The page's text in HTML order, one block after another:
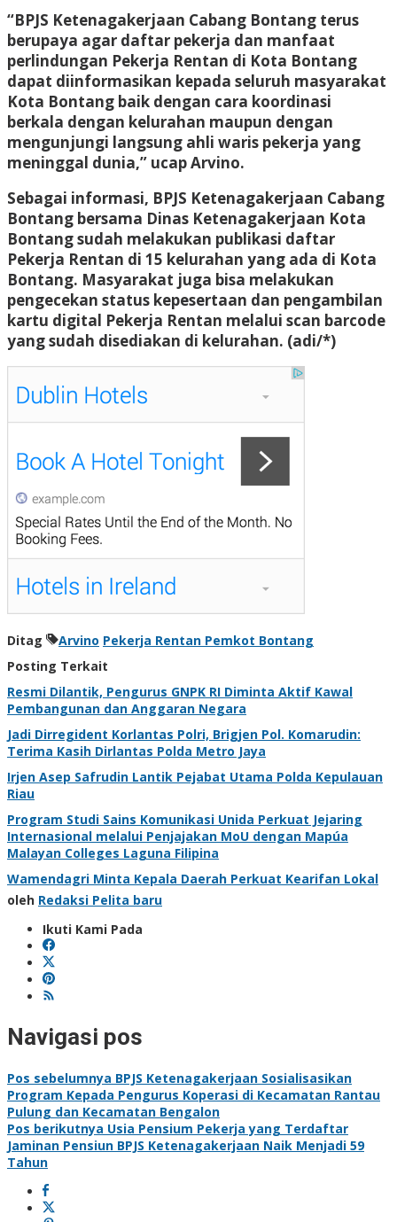
“BPJS Ketenagakerjaan Cabang Bontang terus
berupaya agar daftar pekerja dan manfaat
perlindungan Pekerja Rentan di Kota Bontang
dapat diinformasikan kepada seluruh masyarakat
Kota Bontang baik dengan cara koordinasi
berkala dengan kelurahan maupun dengan
mengunjungi langsung ahli waris pekerja yang
meninggal dunia,” ucap Arvino.
Sebagai informasi, BPJS Ketenagakerjaan Cabang
Bontang bersama Dinas Ketenagakerjaan Kota
Bontang sudah melakukan publikasi daftar
Pekerja Rentan di 15 kelurahan yang ada di Kota
Bontang. Masyarakat juga bisa melakukan
pengecekan status kepesertaan dan pengambilan
kartu digital Pekerja Rentan melalui scan barcode
yang sudah disediakan di kelurahan. (adi/*)
Ditag Arvino Pekerja Rentan Pemkot Bontang
Posting Terkait
Resmi Dilantik, Pengurus GNPK RI Diminta Aktif Kawal
Pembangunan dan Anggaran Negara
Jadi Dirregident Korlantas Polri, Brigjen Pol. Komarudin:
Terima Kasih Dirlantas Polda Metro Jaya
Irjen Asep Safrudin Lantik Pejabat Utama Polda Kepulauan
Riau
Program Studi Sains Komunikasi Unida Perkuat Jejaring
Internasional melalui Penjajakan MoU dengan Mapúa
Malayan Colleges Laguna Filipina
Wamendagri Minta Kepala Daerah Perkuat Kearifan Lokal
oleh Redaksi Pelita baru
Ikuti Kami Pada
Navigasi pos
Pos sebelumnya BPJS Ketenagakerjaan Sosialisasikan
Program Kepada Pengurus Koperasi di Kecamatan Rantau
Pulung dan Kecamatan Bengalon
Pos berikutnya Usia Pensium Pekerja yang Terdaftar
Jaminan Pensiun BPJS Ketenagakerjaan Naik Menjadi 59
Tahun